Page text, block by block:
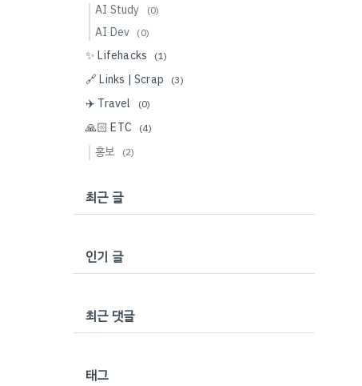
AI Study (0)
AI Dev (0)
✨ Lifehacks (1)
🔗 Links | Scrap (3)
✈️ Travel (0)
🙏🏻 ETC (4)
홍보 (2)
최근 글
인기 글
최근 댓글
태그